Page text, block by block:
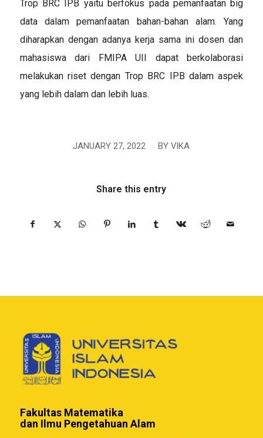
Trop BRC IPB yaitu berfokus pada pemanfaatan big
data dalam pemanfaatan bahan-bahan alam. Yang
diharapkan dengan adanya kerja sama ini dosen dan
mahasiswa dari FMIPA UII dapat berkolaborasi
melakukan riset dengan Trop BRC IPB dalam aspek
yang lebih dalam dan lebih luas.
JANUARY 27, 2022
/ BYVIKA
Share this entry
Fakultas Matematika
dan Ilmu Pengetahuan Alam